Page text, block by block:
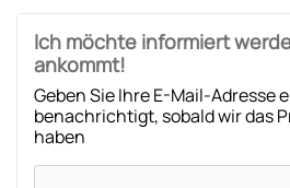
Ich möchte informiert
ankommt!
Geben Sie Ihre E-Mail-Adresse
benachrichtigt, sobald wir das
haben